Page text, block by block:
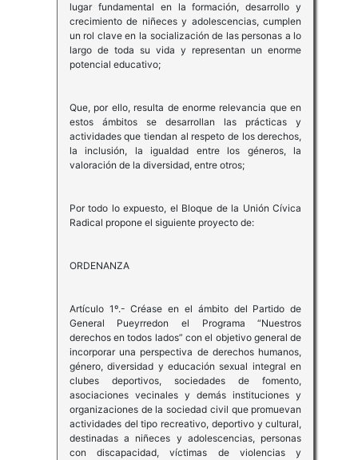
lugar fundamental en la formación, desarrollo y
crecimiento de niñeces y adolescencias, cumplen
un rol clave en la socialización de las personas a lo
largo de toda su vida y representan un enorme
potencial educativo;
Que, por ello, resulta de enorme relevancia que en
estos ámbitos se de­sarrollan las prácticas y
actividades que tiendan al respeto de los derechos,
la in­clusión, la igualdad entre los géneros, la
valoración de la diversidad, entre otros;
Por todo lo expuesto, el Bloque de la Unión Cívica
Radical propone el siguiente proyecto de:
ORDENANZA
Artículo 1º.- Créase en el ámbito del Partido de
General Pueyrredon el Programa “Nuestros
derechos en todos lados” con el objetivo general de
incorporar una perspectiva de derechos humanos,
género, diversidad y educación sexual integral en
clubes deportivos, sociedades de fomento,
asociaciones vecinales y demás instituciones y
organizaciones de la sociedad civil que promuevan
actividades del tipo recreativo, deportivo y cultural,
destinadas a niñeces y adolescencias, personas
con discapacidad, víctimas de violencias y